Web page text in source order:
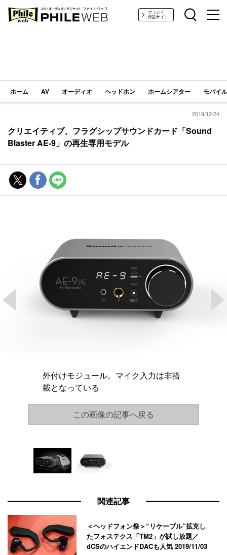
PHILE WEB｜AV/オーディオ/ガジェットブランド
特設サイト
ホーム AV オーディオ ヘッドホン ホームシアター モバイ
2019/12/24
クリエイティブ、フラグシップサウンドカード「Sound
Blaster AE-9」の再生専用モデル
外付けモジュール。マイク入力は非搭
載となっている
この画像の記事へ戻る
関連記事
＜ヘッドフォン祭＞“リケーブル”拡充し
たフォステクス「TM2」が試し放題／
dCSのハイエンドDACも人気2019/11/03